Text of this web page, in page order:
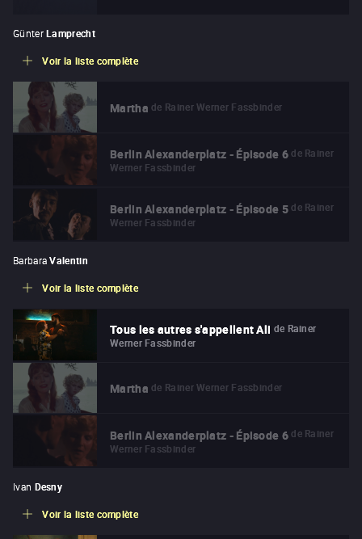
Günter Lamprecht
Voir la liste complète
Martha de Rainer Werner Fassbinder
Berlin Alexanderplatz - Épisode 6 de Rainer
Werner Fassbinder
Berlin Alexanderplatz - Épisode 5 de Rainer
Werner Fassbinder
Barbara Valentin
Voir la liste complète
Tous les autres s'appellent Ali de Rainer
Werner Fassbinder
Martha de Rainer Werner Fassbinder
Berlin Alexanderplatz - Épisode 6 de Rainer
Werner Fassbinder
Ivan Desny
Voir la liste complète